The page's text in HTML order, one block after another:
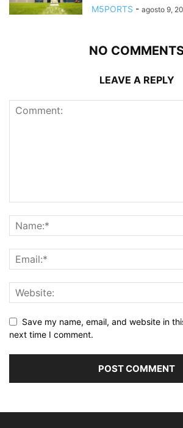
M5PORTS - agosto 9,
NO
LEAVE A REPLY
Save my name, email, and website in
next time I comment.